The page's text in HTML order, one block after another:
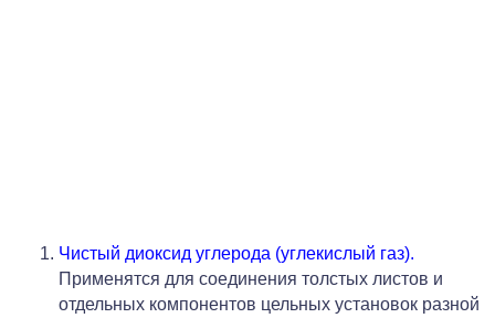
Чистый диоксид углерода (углекислый газ).
Применятся для соединения толстых листов и
отдельных компонентов цельных установок разной